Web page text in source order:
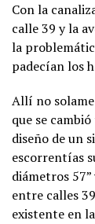
Con la
calle 39 y la
la
padecían los
Allí no
que se
diseño de un
escorrentías
diámetros
entre calles
existente en